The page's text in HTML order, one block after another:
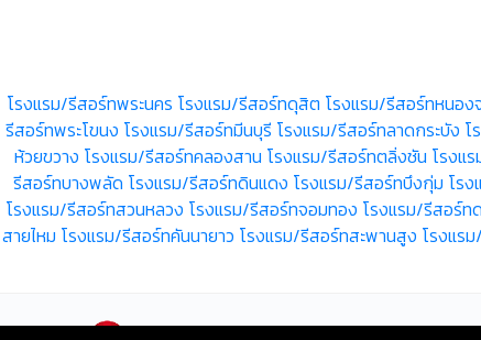
โรงแรม/รีสอร์ทพระนคร โรงแรม/รีสอร์ทดุสิต โรงแรม/รีสอร์ทหนอง
รีสอร์ทพระโขนง โรงแรม/รีสอร์ทมีนบุรี โรงแรม/รีสอร์ทลาดกระบัง โ
ห้วยขวาง โรงแรม/รีสอร์ทคลองสาน โรงแรม/รีสอร์ทตลิ่งชัน โรงแ
รีสอร์ทบางพลัด โรงแรม/รีสอร์ทดินแดง โรงแรม/รีสอร์ทบึงกุ่ม โร
โรงแรม/รีสอร์ทสวนหลวง โรงแรม/รีสอร์ทจอมทอง โรงแรม/รีสอร์ท
สายไหม โรงแรม/รีสอร์ทคันนายาว โรงแรม/รีสอร์ทสะพานสูง โรงแร